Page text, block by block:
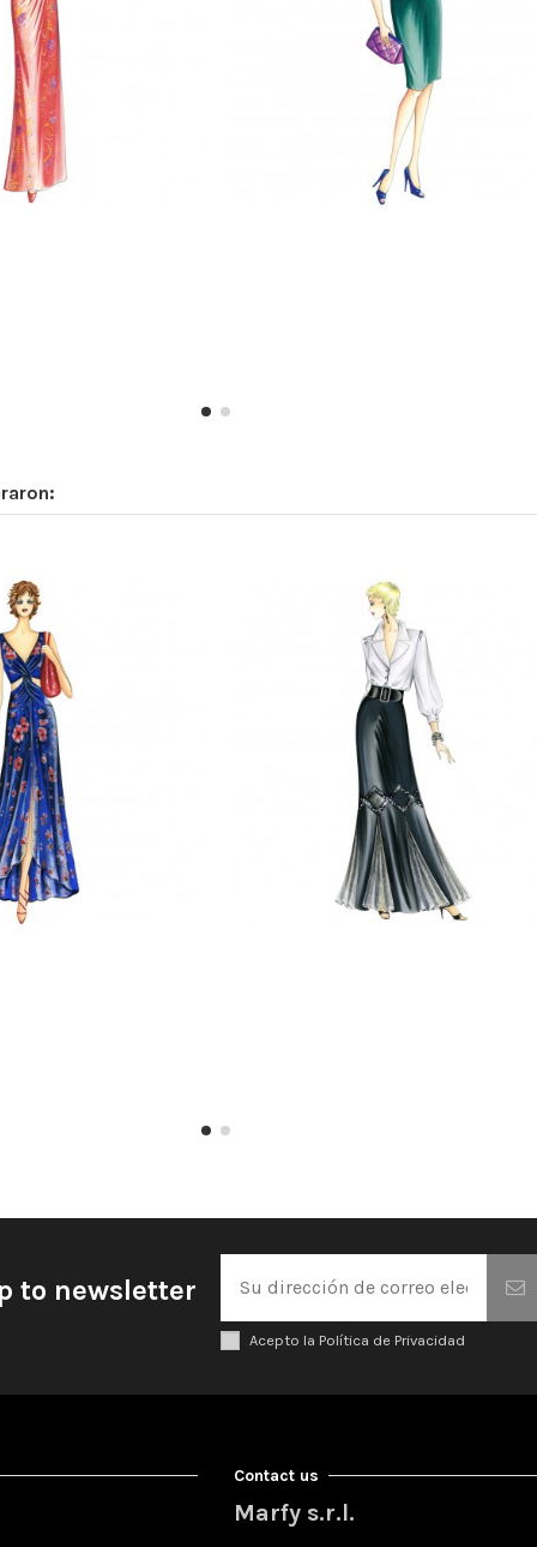
to newsletter
Acepto la Política de Privacidad
Contact us
Marfy s.r.l.